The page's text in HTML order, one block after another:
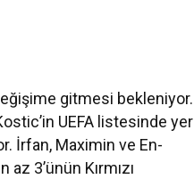
gitmesi bekleniyor.
UEFA listesinde yer
İrfan, Maximin ve En-
3’ünün Kırmızı